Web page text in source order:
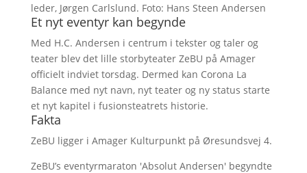
leder, Jørgen Carlslund. Foto: Hans Steen Andersen
Et nyt eventyr kan begynde
Med H.C. Andersen i centrum i tekster og taler og
teater blev det lille storbyteater ZeBU på Amager
officielt indviet torsdag. Dermed kan Corona La
Balance med nyt navn, nyt teater og ny status starte
et nyt kapitel i fusionsteatrets historie.
Fakta
ZeBU ligger i Amager Kulturpunkt på Øresundsvej 4.
ZeBU’s eventyrmaraton 'Absolut Andersen' begyndte